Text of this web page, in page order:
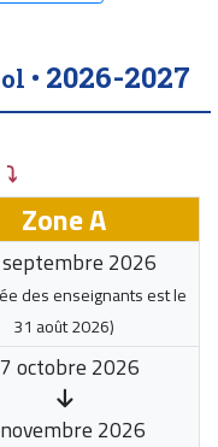
• 2026-2027
Zone A
septembre 2026
des enseignants est le
31 août 2026)
octobre 2026
2026